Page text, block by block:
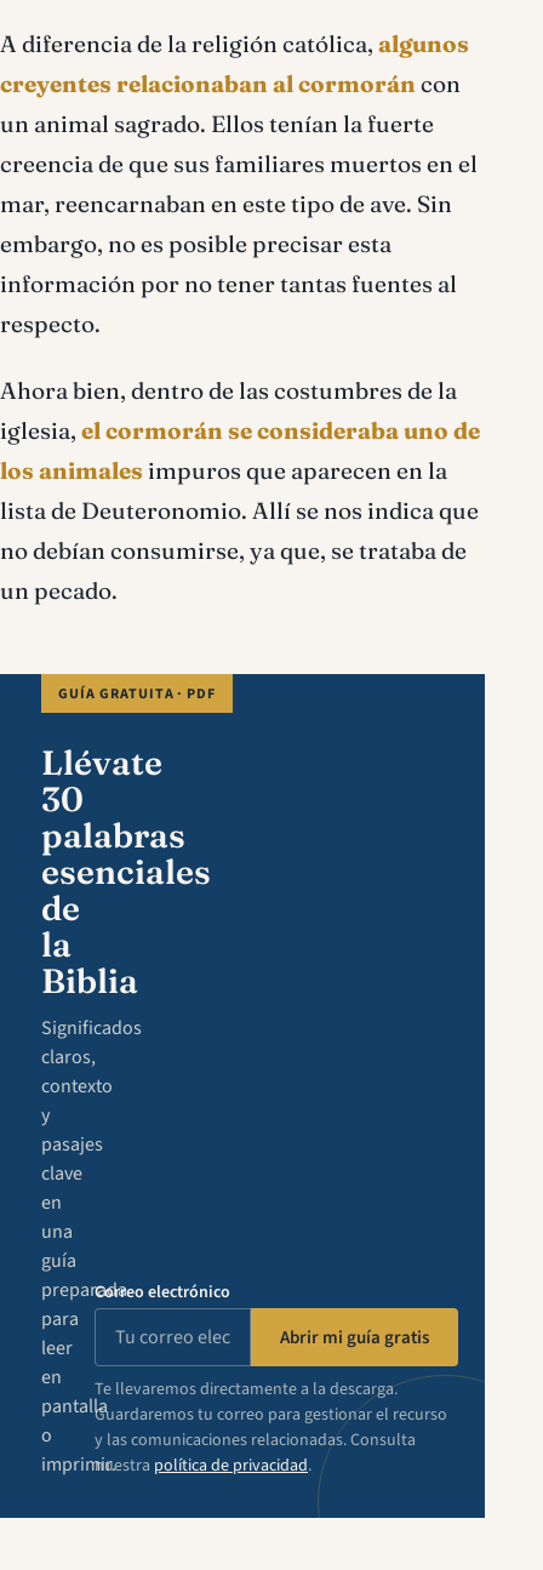
A diferencia de la religión católica, algunos
creyentes relacionaban al cormorán con
un animal sagrado. Ellos tenían la fuerte
creencia de que sus familiares muertos en el
mar, reencarnaban en este tipo de ave. Sin
embargo, no es posible precisar esta
información por no tener tantas fuentes al
respecto.
Ahora bien, dentro de las costumbres de la
iglesia, el cormorán se consideraba uno de
los animales impuros que aparecen en la
lista de Deuteronomio. Allí se nos indica que
no debían consumirse, ya que, se trataba de
un pecado.
GUÍA GRATUITA · PDF
Llévate
30
palabras
esenciales
de
la
Biblia
Significados
claros,
contexto
y
pasajes
clave
en
una
guía
preparada
para
leer
en
pantalla
o
imprimir.
Correo electrónico
Abrir mi guía gratis
Te llevaremos directamente a la descarga.
Guardaremos tu correo para gestionar el recurso
y las comunicaciones relacionadas. Consulta
nuestra política de privacidad.